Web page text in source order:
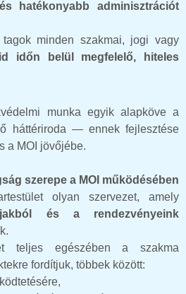
hatékonyabb adminisztrációt
minden szakmai, jogi vagy
időn belül megfelelő, hiteles
munka egyik alapköve a
háttériroda — ennek fejlesztése
a MOI jövőjébe.
szerepe a MOI működésében
olyan szervezet, amely
és a rendezvényeink
teljes egészében a szakma
fordítjuk, többek között: